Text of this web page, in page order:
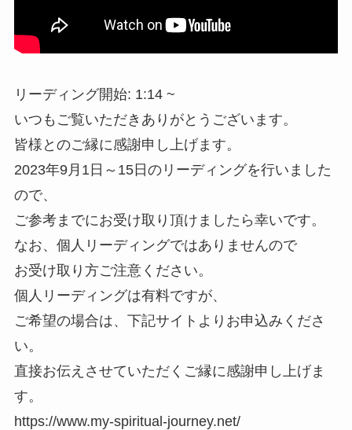
リーディング開始: 1:14 ~
いつもご覧いただきありがとうございます。
皆様とのご縁に感謝申し上げます。
2023年9月1日～15日のリーディングを行いました
ので、
ご参考までにお受け取り頂けましたら幸いです。
なお、個人リーディングではありませんので
お受け取り方ご注意ください。
個人リーディングは有料ですが、
ご希望の場合は、下記サイトよりお申込みくださ
い。
直接お伝えさせていただくご縁に感謝申し上げま
す。
https://www.my-spiritual-journey.net/